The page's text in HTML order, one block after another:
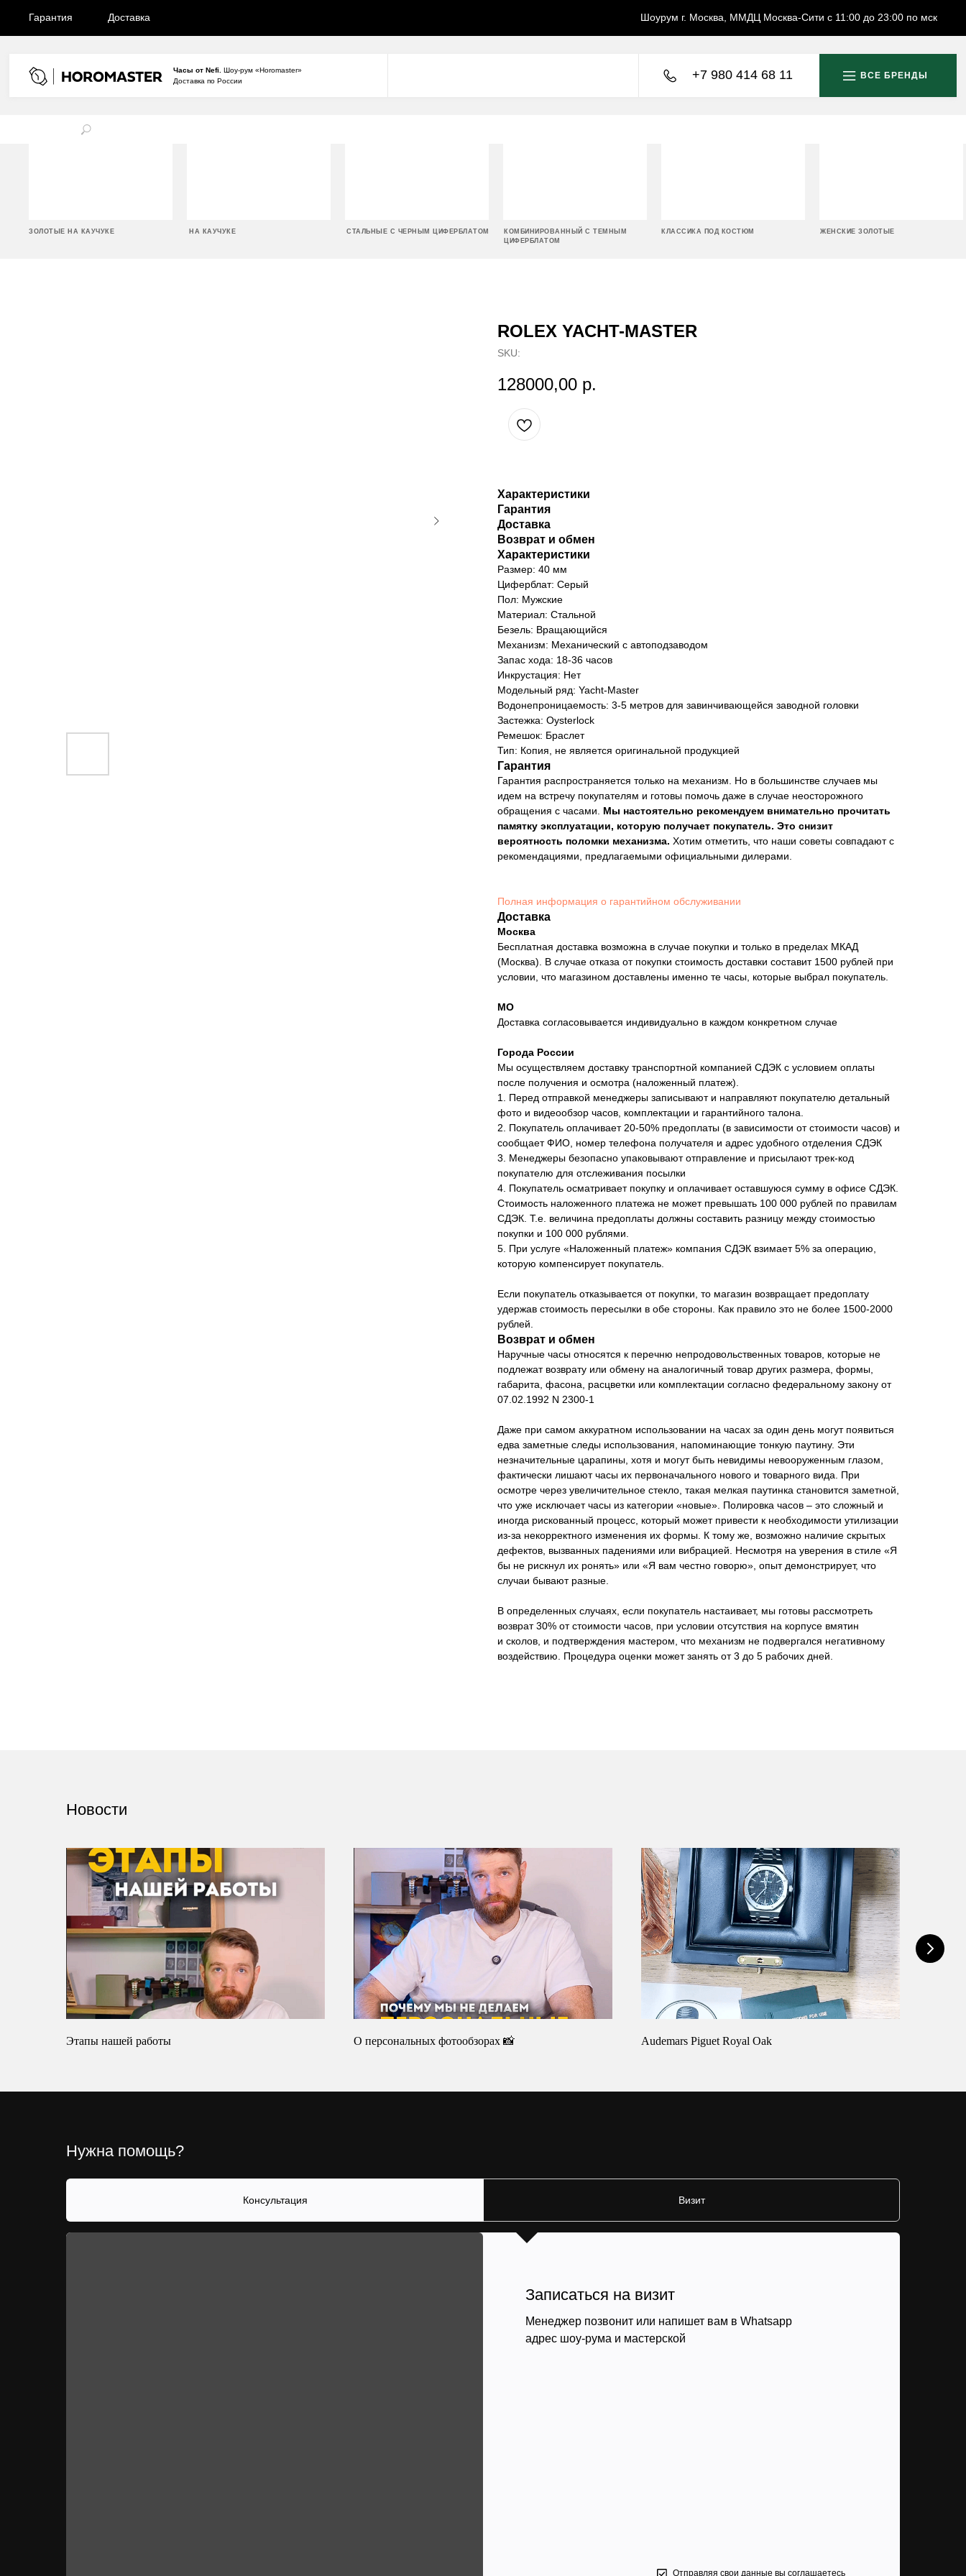
Гарантия Доставка Шоурум г. Москва, ММДЦ Москва-Сити с 11:00 до 23:00 по мск
+7 980 414 68 11
Часы от Nefi.
Шоу-рум «Horomaster»
Доставка по России
ВСЕ БРЕНДЫ
ЗОЛОТЫЕ НА КАУЧУКЕ НА КАУЧУКЕ СТАЛЬНЫЕ С ЧЕРНЫМ ЦИФЕРБЛАТОМ
КОМБИНИРОВАННЫЙ С ТЕМНЫМ
ЦИФЕРБЛАТОМ
КЛАССИКА ПОД КОСТЮМ ЖЕНСКИЕ ЗОЛОТЫЕ
ROLEX YACHT-MASTER
SKU:
128000,00 р.
Характеристики
Гарантия
Доставка
Возврат и обмен
Характеристики
Размер: 40 мм
Циферблат: Серый
Пол: Мужские
Материал: Стальной
Безель: Вращающийся
Механизм: Механический с автоподзаводом
Запас хода: 18-36 часов
Инкрустация: Нет
Модельный ряд: Yacht-Master
Водонепроницаемость: 3-5 метров для завинчивающейся заводной головки
Застежка: Oysterlock
Ремешок: Браслет
Тип: Копия, не является оригинальной продукцией
Гарантия
Гарантия распространяется только на механизм. Но в большинстве случаев мы
идем на встречу покупателям и готовы помочь даже в случае неосторожного
обращения с часами. Мы настоятельно рекомендуем внимательно прочитать
памятку эксплуатации, которую получает покупатель. Это снизит
вероятность поломки механизма. Хотим отметить, что наши советы совпадают с
рекомендациями, предлагаемыми официальными дилерами.
Полная информация о гарантийном обслуживании
Доставка
Москва
Бесплатная доставка возможна в случае покупки и только в пределах МКАД
(Москва). В случае отказа от покупки стоимость доставки составит 1500 рублей при
условии, что магазином доставлены именно те часы, которые выбрал покупатель.
МО
Доставка согласовывается индивидуально в каждом конкретном случае
Города России
Мы осуществляем доставку транспортной компанией СДЭК с условием оплаты
после получения и осмотра (наложенный платеж).
1. Перед отправкой менеджеры записывают и направляют покупателю детальный
фото и видеообзор часов, комплектации и гарантийного талона.
2. Покупатель оплачивает 20-50% предоплаты (в зависимости от стоимости часов) и
сообщает ФИО, номер телефона получателя и адрес удобного отделения СДЭК
3. Менеджеры безопасно упаковывают отправление и присылают трек-код
покупателю для отслеживания посылки
4. Покупатель осматривает покупку и оплачивает оставшуюся сумму в офисе СДЭК.
Стоимость наложенного платежа не может превышать 100 000 рублей по правилам
СДЭК. Т.е. величина предоплаты должны составить разницу между стоимостью
покупки и 100 000 рублями.
5. При услуге «Наложенный платеж» компания СДЭК взимает 5% за операцию,
которую компенсирует покупатель.
Если покупатель отказывается от покупки, то магазин возвращает предоплату
удержав стоимость пересылки в обе стороны. Как правило это не более 1500-2000
рублей.
Возврат и обмен
Наручные часы относятся к перечню непродовольственных товаров, которые не
подлежат возврату или обмену на аналогичный товар других размера, формы,
габарита, фасона, расцветки или комплектации согласно федеральному закону от
07.02.1992 N 2300-1
Даже при самом аккуратном использовании на часах за один день могут появиться
едва заметные следы использования, напоминающие тонкую паутину. Эти
незначительные царапины, хотя и могут быть невидимы невооруженным глазом,
фактически лишают часы их первоначального нового и товарного вида. При
осмотре через увеличительное стекло, такая мелкая паутинка становится заметной,
что уже исключает часы из категории «новые». Полировка часов – это сложный и
иногда рискованный процесс, который может привести к необходимости утилизации
из-за некорректного изменения их формы. К тому же, возможно наличие скрытых
дефектов, вызванных падениями или вибрацией. Несмотря на уверения в стиле «Я
бы не рискнул их ронять» или «Я вам честно говорю», опыт демонстрирует, что
случаи бывают разные.
В определенных случаях, если покупатель настаивает, мы готовы рассмотреть
возврат 30% от стоимости часов, при условии отсутствия на корпусе вмятин
и сколов, и подтверждения мастером, что механизм не подвергался негативному
воздействию. Процедура оценки может занять от 3 до 5 рабочих дней.
Новости
Этапы нашей работы О персональных фотообзорах 📸 Audemars Piguet Royal Oak
Нужна помощь?
Консультация Визит
Записаться на визит
Менеджер позвонит или напишет вам в Whatsapp
адрес шоу-рума и мастерской
Отправляя свои данные вы соглашаетесь